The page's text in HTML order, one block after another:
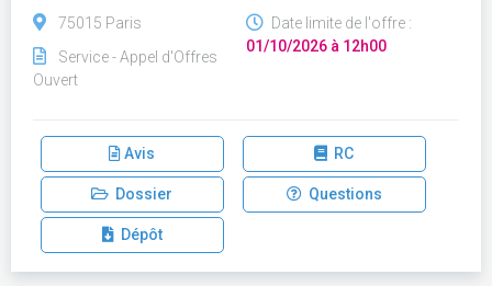
75015 Paris
Service - Appel d'Offres
Ouvert
Date limite de l'offre :
01/10/2026 à 12h00
Avis RC
Dossier Questions
Dépôt